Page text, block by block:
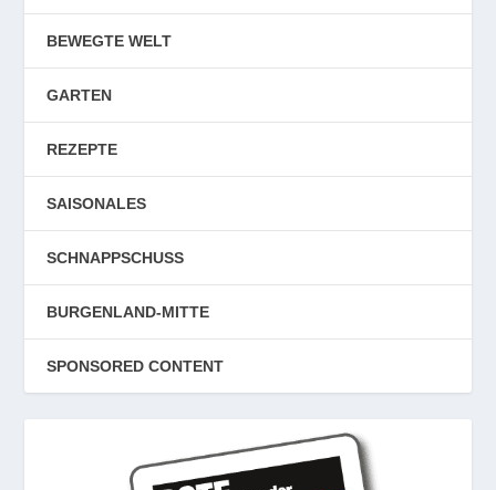
BEWEGTE WELT
GARTEN
REZEPTE
SAISONALES
SCHNAPPSCHUSS
BURGENLAND-MITTE
SPONSORED CONTENT